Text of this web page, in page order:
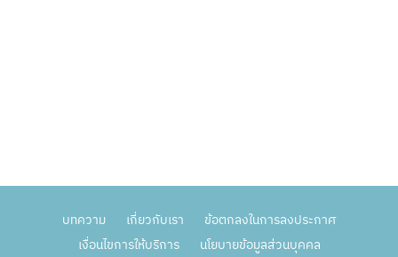
บทความ เกี่ยวกับเรา
ข้อตกลงในการลงประกาศ
เงื่อนไขการให้บริการ
นโยบายข้อมูลส่วนบุคคล